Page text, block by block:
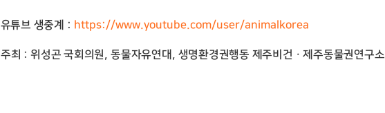
유튜브 생중계 : https://www.youtube.com/user/animalkorea
주최 :위성곤 국회의원,동물자유연대 , 생명환경권행동 제주비건ㆍ제주동물권연구소